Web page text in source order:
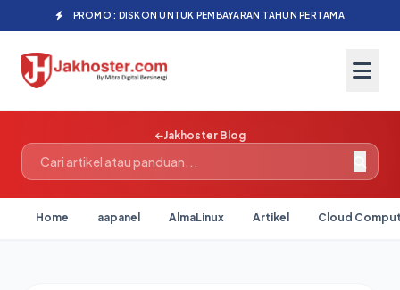
PROMO : DISKON UNTUK PEMBAYARAN TAHUN PERTAMA
Jakhoster Blog
Home aapanel AlmaLinux Artikel Cloud